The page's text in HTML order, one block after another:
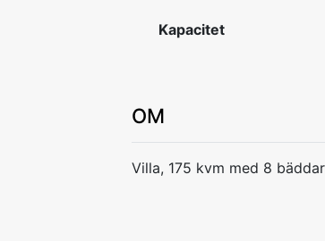
Kapacitet
OM
Villa, 175 kvm med 8